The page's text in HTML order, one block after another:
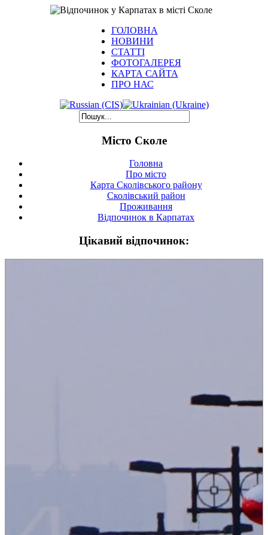
ГОЛОВНА
НОВИНИ
СТАТТІ
ФОТОГАЛЕРЕЯ
КАРТА САЙТА
ПРО НАС
Місто Сколе
Головна
Про місто
Карта Сколівського району
Сколівський район
Проживання
Відпочинок в Карпатах
Цікавий відпочинок: